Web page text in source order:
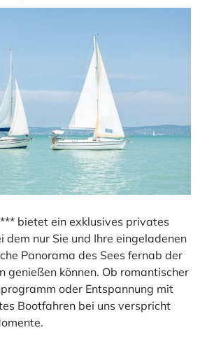
bietet ein exklusives privates
dem nur Sie und Ihre eingeladenen
Panorama des Sees fernab der
genießen können. Ob romantischer
oder Entspannung mit
Bootfahren bei uns verspricht